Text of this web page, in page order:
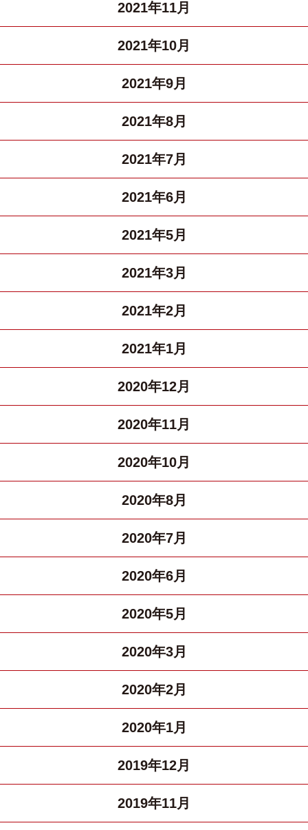
2021年11月
2021年10月
2021年9月
2021年8月
2021年7月
2021年6月
2021年5月
2021年3月
2021年2月
2021年1月
2020年12月
2020年11月
2020年10月
2020年8月
2020年7月
2020年6月
2020年5月
2020年3月
2020年2月
2020年1月
2019年12月
2019年11月